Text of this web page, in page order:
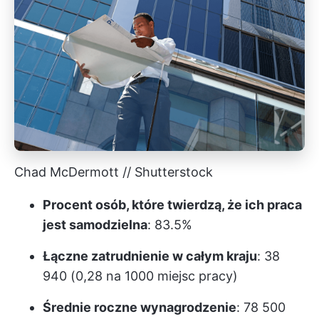
Chad McDermott // Shutterstock
Procent osób, które twierdzą, że ich praca
jest samodzielna: 83.5%
Łączne zatrudnienie w całym kraju: 38
940 (0,28 na 1000 miejsc pracy)
Średnie roczne wynagrodzenie: 78 500